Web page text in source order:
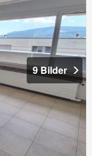
9 Bilder